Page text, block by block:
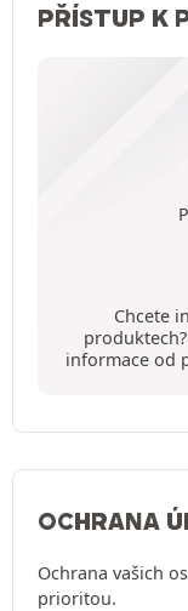
PŘÍSTUP K
Chcete
informace od
OCHRANA
Ochrana vašich
prioritou.